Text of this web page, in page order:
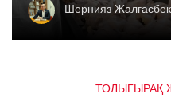
Шернияз
ТОЛЫҒЫРАҚ